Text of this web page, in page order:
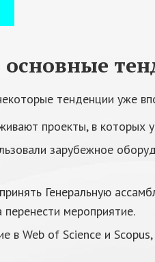
тенденции уже
проекты, в которых
зарубежное
Генеральную
мероприятие.
Web of Science и